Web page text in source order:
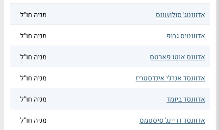
אדוונטג' סולושונס מניה חו"ל
אדוונטיס גרופ מניה חו"ל
אדוונס אוטו פארטס מניה חו"ל
אדוונסד אנרג'י אינדסטריז מניה חו"ל
אדוונסד ביומד מניה חו"ל
אדוונסד דריינג' סיסטמס מניה חו"ל